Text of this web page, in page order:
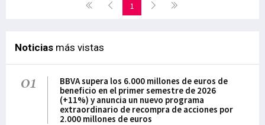
1
Noticias más vistas
01
BBVA supera los 6.000 millones de euros de
beneficio en el primer semestre de 2026
(+11%) y anuncia un nuevo programa
extraordinario de recompra de acciones por
2.000 millones de euros